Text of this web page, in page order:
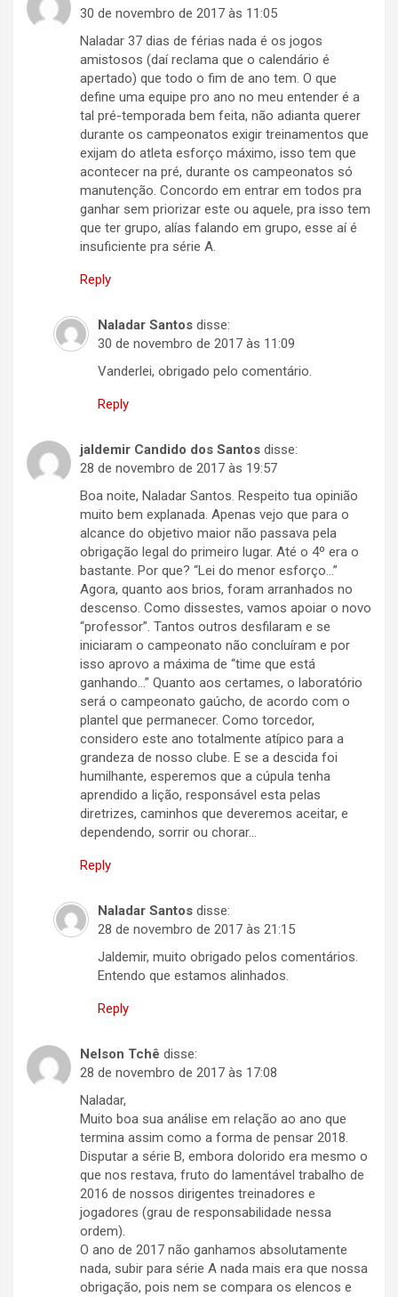
30 de novembro de 2017 às 11:05
Naladar 37 dias de férias nada é os jogos
amistosos (daí reclama que o calendário é
apertado) que todo o fim de ano tem. O que
define uma equipe pro ano no meu entender é a
tal pré-temporada bem feita, não adianta querer
durante os campeonatos exigir treinamentos que
exijam do atleta esforço máximo, isso tem que
acontecer na pré, durante os campeonatos só
manutenção. Concordo em entrar em todos pra
ganhar sem priorizar este ou aquele, pra isso tem
que ter grupo, alías falando em grupo, esse aí é
insuficiente pra série A.
Reply
Naladar Santos disse:
30 de novembro de 2017 às 11:09
Vanderlei, obrigado pelo comentário.
Reply
jaldemir Candido dos Santos disse:
28 de novembro de 2017 às 19:57
Boa noite, Naladar Santos. Respeito tua opinião
muito bem explanada. Apenas vejo que para o
alcance do objetivo maior não passava pela
obrigação legal do primeiro lugar. Até o 4º era o
bastante. Por que? “Lei do menor esforço…”
Agora, quanto aos brios, foram arranhados no
descenso. Como dissestes, vamos apoiar o novo
“professor”. Tantos outros desfilaram e se
iniciaram o campeonato não concluíram e por
isso aprovo a máxima de “time que está
ganhando…” Quanto aos certames, o laboratório
será o campeonato gaúcho, de acordo com o
plantel que permanecer. Como torcedor,
considero este ano totalmente atípico para a
grandeza de nosso clube. E se a descida foi
humilhante, esperemos que a cúpula tenha
aprendido a lição, responsável esta pelas
diretrizes, caminhos que deveremos aceitar, e
dependendo, sorrir ou chorar…
Reply
Naladar Santos disse:
28 de novembro de 2017 às 21:15
Jaldemir, muito obrigado pelos comentários.
Entendo que estamos alinhados.
Reply
Nelson Tchê disse:
28 de novembro de 2017 às 17:08
Naladar,
Muito boa sua análise em relação ao ano que
termina assim como a forma de pensar 2018.
Disputar a série B, embora dolorido era mesmo o
que nos restava, fruto do lamentável trabalho de
2016 de nossos dirigentes treinadores e
jogadores (grau de responsabilidade nessa
ordem).
O ano de 2017 não ganhamos absolutamente
nada, subir para série A nada mais era que nossa
obrigação, pois nem se compara os elencos e